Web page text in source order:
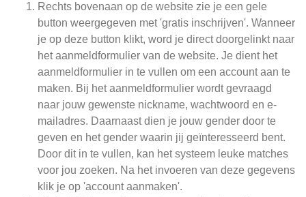
Rechts bovenaan op de website zie je een gele
button weergegeven met 'gratis inschrijven'. Wanneer
je op deze button klikt, word je direct doorgelinkt naar
het aanmeldformulier van de website. Je dient het
aanmeldformulier in te vullen om een account aan te
maken. Bij het aanmeldformulier wordt gevraagd
naar jouw gewenste nickname, wachtwoord en e-
mailadres. Daarnaast dien je jouw gender door te
geven en het gender waarin jij geïnteresseerd bent.
Door dit in te vullen, kan het systeem leuke matches
voor jou zoeken. Na het invoeren van deze gegevens
klik je op 'account aanmaken'.